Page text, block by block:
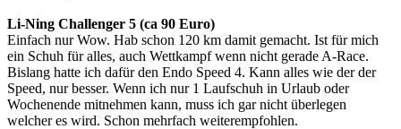
Li-Ning Challenger 5 (ca 90 Euro)
Einfach nur Wow. Hab schon 120 km damit gemacht. Ist für mich
ein Schuh für alles, auch Wettkampf wenn nicht gerade A-Race.
Bislang hatte ich dafür den Endo Speed 4. Kann alles wie der der
Speed, nur besser. Wenn ich nur 1 Laufschuh in Urlaub oder
Wochenende mitnehmen kann, muss ich gar nicht überlegen
welcher es wird. Schon mehrfach weiterempfohlen.